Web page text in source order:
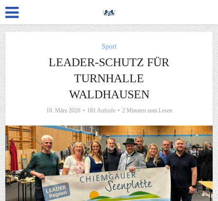
Sport
LEADER-SCHUTZ FÜR
TURNHALLE
WALDHAUSEN
18. März 2026 181 Aufrufe 2 Minuten zum Lesen